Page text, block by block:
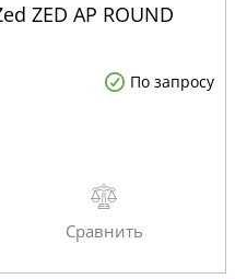
ZED AP ROUND
По запросу